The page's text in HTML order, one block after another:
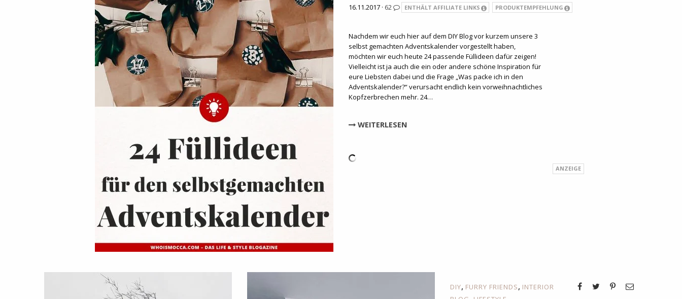
16.11.2017 · 62 ENTHÄLT AFFILIATE LINKS PRODUKTEMPFEHLUNG
Nachdem wir euch hier auf dem DIY Blog vor kurzem unsere 3
selbst gemachten Adventskalender vorgestellt haben,
möchten wir euch heute 24 passende Füllideen dafür zeigen!
Vielleicht ist ja auch die ein oder andere schöne Inspiration für
eure Liebsten dabei und die Frage „Was packe ich in den
Adventskalender?“ verursacht endlich kein vorweihnachtliches
Kopfzerbrechen mehr. 24…
WEITERLESEN
DIY, FURRY FRIENDS, INTERIOR